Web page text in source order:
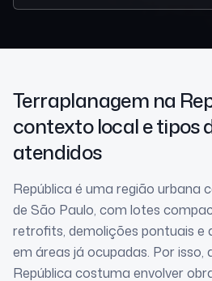
Terraplanagem na
contexto local e tipos
atendidos
República é uma região urbana
de São Paulo, com lotes
retrofits, demolições pontuais e
em áreas já ocupadas. Por isso,
República costuma envolver